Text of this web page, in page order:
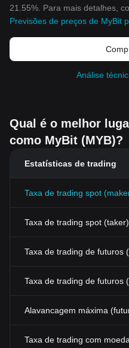
21.55%. Para mais detalhes,
Previsões de preços de MyBit
Análise
Qual é o melhor
como MyBit (MYB)?
Estatísticas de trading
Taxa de trading spot
Taxa de trading spot (taker)
Taxa de trading de futuros
Taxa de trading de futuros
Alavancagem máxima
Taxa de trading com